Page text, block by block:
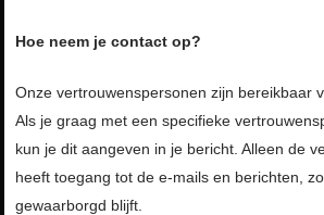
Hoe neem je contact op?
Onze vertrouwenspersonen zijn bereikbaar
Als je graag met een specifieke
kun je dit aangeven in je bericht. Alleen de
heeft toegang tot de e-mails en berichten,
gewaarborgd blijft.